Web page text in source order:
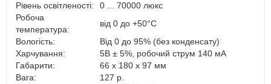
Рівень освітленості:
0 ... 70000 люкс
Робоча
температура:
від 0 до +50°C
Вологість:
Від 0 до 95% (без конденсату)
Харчування:
5В ± 5%, робочий струм 140 мА
Габарити:
66 х 180 х 97 мм
Вага:
127 р.